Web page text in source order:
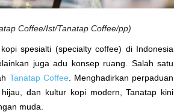
Coffee/Ist/Tanatap Coffee/pp)
spesialti (specialty coffee) di Indonesia
juga adu konsep ruang. Salah satu
Tanatap Coffee . Menghadirkan perpaduan
dan kultur kopi modern, Tanatap kini
muda.